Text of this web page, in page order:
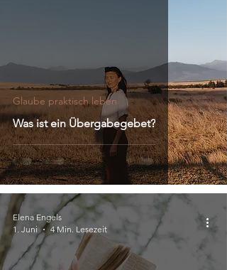
Was ist ein Übergabegebet?
Glaube praktisch leben
Elena Engels
1. Juni
4 Min. Lesezeit